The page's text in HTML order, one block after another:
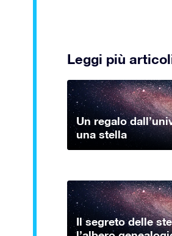
Leggi più
Un regalo
una stella
Il segreto delle